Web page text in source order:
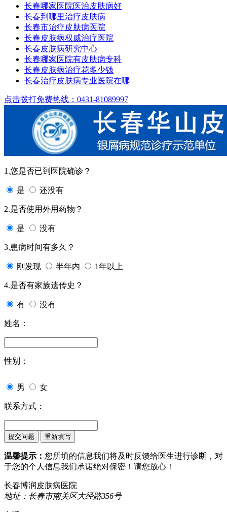
长春哪家医院医治皮肤病好
长春到哪里治疗皮肤病
长春市治疗皮肤病医院
长春皮肤病权威治疗医院
长春皮肤病研究中心
长春哪家医院有皮肤病专科
长春皮肤病治疗花多少钱
长春治疗皮肤病专业医院在哪
点击拨打免费热线：0431-81089997
1.您是否已到医院确诊？
是 还没有
2.是否使用外用药物？
是 没有
3.患病时间有多久？
刚发现 半年内 1年以上
4.是否有家族遗传史？
有 没有
姓名：
性别：
男 女
联系方式：
温馨提示： 您所填的信息我们将及时反馈给医生进行诊断，对
于您的个人信息我们承诺绝对保密！请您放心！
长春博润皮肤病医院
地址：长春市南关区大经路356号